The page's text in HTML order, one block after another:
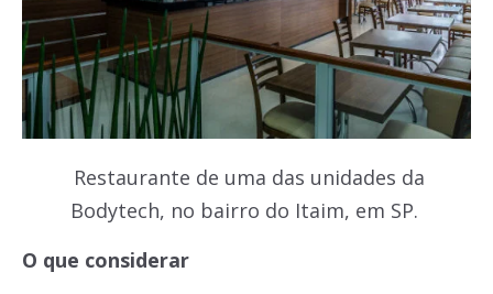
Restaurante de uma das unidades da
Bodytech, no bairro do Itaim, em SP.
O que considerar